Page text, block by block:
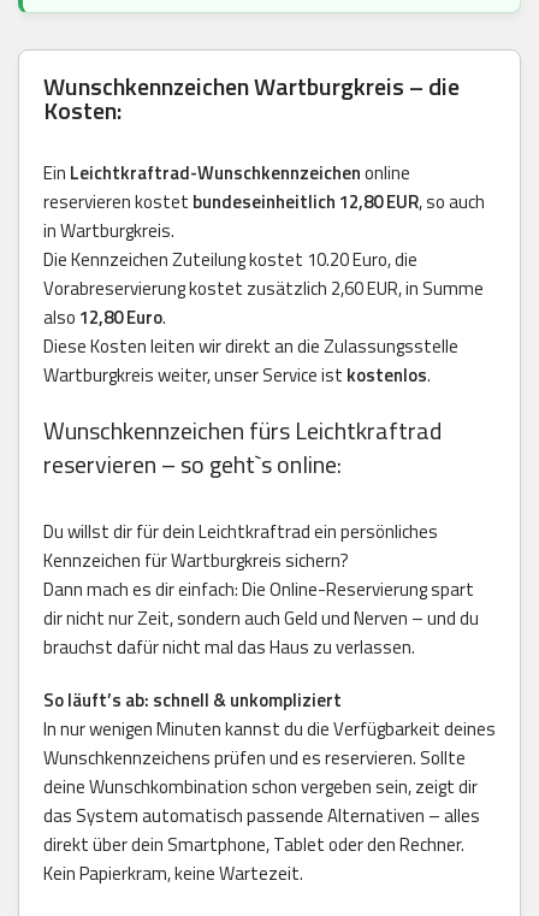
Wunschkennzeichen Wartburgkreis – die
Kosten:
Ein Leichtkraftrad-Wunschkennzeichenonline
reservieren kostet bundeseinheitlich 12,80 EUR, so auch
in Wartburgkreis.
Die Kennzeichen Zuteilung kostet 10.20 Euro, die
Vorabreservierung kostet zusätzlich 2,60 EUR, in Summe
also 12,80 Euro.
Diese Kosten leiten wir direkt an die Zulassungsstelle
Wartburgkreis weiter, unser Service ist kostenlos.
Wunschkennzeichen fürs Leichtkraftrad
reservieren – so geht`s online:
Du willst dir für dein Leichtkraftrad ein persönliches
Kennzeichen für Wartburgkreis sichern?
Dann mach es dir einfach: Die Online-Reservierung spart
dir nicht nur Zeit, sondern auch Geld und Nerven – und du
brauchst dafür nicht mal das Haus zu verlassen.
So läuft’s ab: schnell & unkompliziert
In nur wenigen Minuten kannst du die Verfügbarkeit deines
Wunschkennzeichens prüfen und es reservieren. Sollte
deine Wunschkombination schon vergeben sein, zeigt dir
das System automatisch passende Alternativen – alles
direkt über dein Smartphone, Tablet oder den Rechner.
Kein Papierkram, keine Wartezeit.